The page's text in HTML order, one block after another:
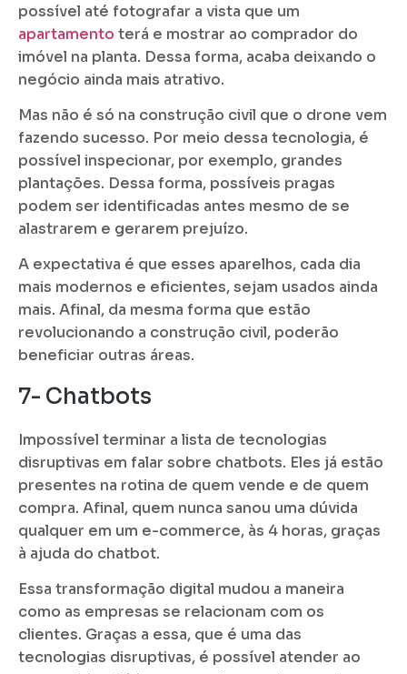
possível até fotografar a vista que um
apartamento terá e mostrar ao comprador do
imóvel na planta. Dessa forma, acaba deixando o
negócio ainda mais atrativo.
Mas não é só na construção civil que o drone vem
fazendo sucesso. Por meio dessa tecnologia, é
possível inspecionar, por exemplo, grandes
plantações. Dessa forma, possíveis pragas
podem ser identificadas antes mesmo de se
alastrarem e gerarem prejuízo.
A expectativa é que esses aparelhos, cada dia
mais modernos e eficientes, sejam usados ainda
mais. Afinal, da mesma forma que estão
revolucionando a construção civil, poderão
beneficiar outras áreas.
7- Chatbots
Impossível terminar a lista de tecnologias
disruptivas em falar sobre chatbots. Eles já estão
presentes na rotina de quem vende e de quem
compra. Afinal, quem nunca sanou uma dúvida
qualquer em um e-commerce, às 4 horas, graças
à ajuda do chatbot.
Essa transformação digital mudou a maneira
como as empresas se relacionam com os
clientes. Graças a essa, que é uma das
tecnologias disruptivas, é possível atender ao